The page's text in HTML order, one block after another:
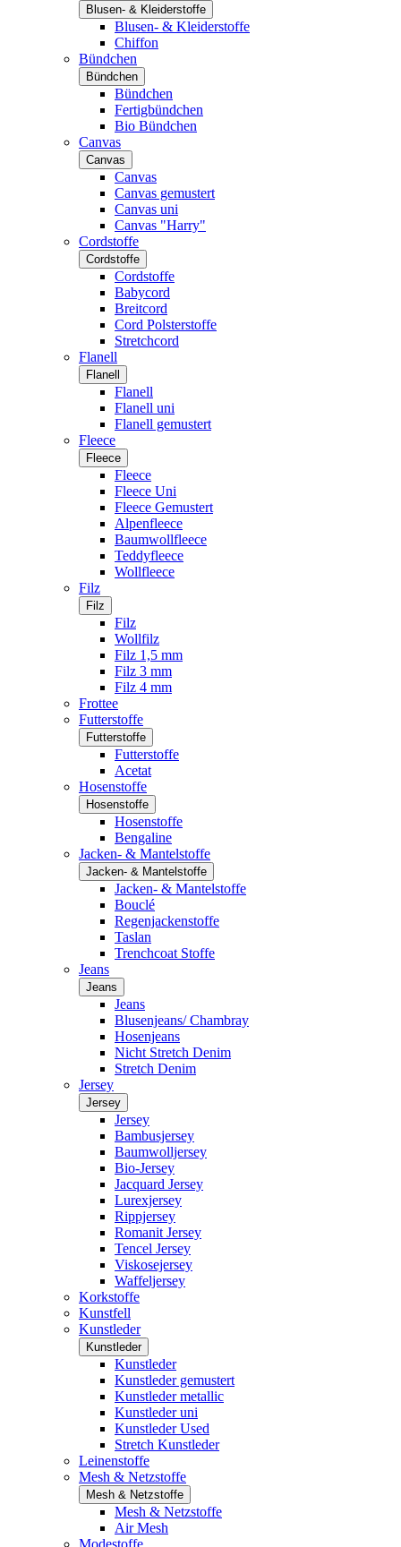
Blusen- & Kleiderstoffe
Blusen- & Kleiderstoffe
Chiffon
Bündchen
Bündchen
Bündchen
Fertigbündchen
Bio Bündchen
Canvas
Canvas
Canvas
Canvas gemustert
Canvas uni
Canvas "Harry"
Cordstoffe
Cordstoffe
Cordstoffe
Babycord
Breitcord
Cord Polsterstoffe
Stretchcord
Flanell
Flanell
Flanell
Flanell uni
Flanell gemustert
Fleece
Fleece
Fleece
Fleece Uni
Fleece Gemustert
Alpenfleece
Baumwollfleece
Teddyfleece
Wollfleece
Filz
Filz
Filz
Wollfilz
Filz 1,5 mm
Filz 3 mm
Filz 4 mm
Frottee
Futterstoffe
Futterstoffe
Futterstoffe
Acetat
Hosenstoffe
Hosenstoffe
Hosenstoffe
Bengaline
Jacken- & Mantelstoffe
Jacken- & Mantelstoffe
Jacken- & Mantelstoffe
Bouclé
Regenjackenstoffe
Taslan
Trenchcoat Stoffe
Jeans
Jeans
Jeans
Blusenjeans/ Chambray
Hosenjeans
Nicht Stretch Denim
Stretch Denim
Jersey
Jersey
Jersey
Bambusjersey
Baumwolljersey
Bio-Jersey
Jacquard Jersey
Lurexjersey
Rippjersey
Romanit Jersey
Tencel Jersey
Viskosejersey
Waffeljersey
Korkstoffe
Kunstfell
Kunstleder
Kunstleder
Kunstleder
Kunstleder gemustert
Kunstleder metallic
Kunstleder uni
Kunstleder Used
Stretch Kunstleder
Leinenstoffe
Mesh & Netzstoffe
Mesh & Netzstoffe
Mesh & Netzstoffe
Air Mesh
Modestoffe